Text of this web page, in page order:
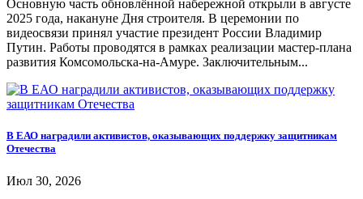
Основную часть обновлённой набережной открыли в августе
2025 года, накануне Дня строителя. В церемонии по
видеосвязи принял участие президент России Владимир
Путин. Работы проводятся в рамках реализации мастер-плана
развития Комсомольска-на-Амуре. Заключительным...
В ЕАО наградили активистов, оказывающих поддержку защитникам
Отечества
Июл 30, 2026